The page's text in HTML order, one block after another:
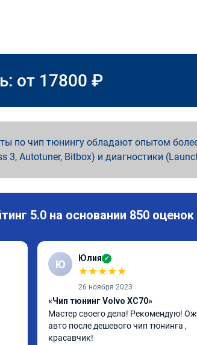
от 17800 ₽
по чип тюнингу обладают опытом
3, Autotuner, Bitbox) и диагностики
5.0 на основании 850 оценок
Ю Юлия ✓
★★★★★
26 ноября 2023
«Чип тюнинг Volvo XC70»
Мастер своего дела! Рекомендую!
авто после дешевого чип тюнинга ,
красавчик!